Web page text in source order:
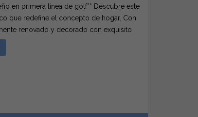
en primera línea de golf** Descubre este
que redefine el concepto de hogar. Con
renovado y decorado con exquisito
cuenta con dos amplias habitaciones y